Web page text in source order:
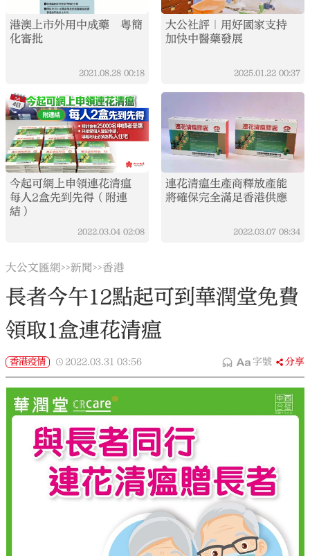
港澳上市外用中成藥 粵簡
化審批
2021.08.28 00:18
大公社評｜用好國家支持
加快中醫藥發展
2025.01.22 00:37
今起可網上申領連花清瘟
每人2盒先到先得（附連
結）
2022.03.04 02:08
連花清瘟生產商釋放產能
將確保完全滿足香港供應
2022.03.07 08:34
大公文匯網>>新聞>>香港
長者今午12點起可到華潤堂免費
領取1盒連花清瘟
香港疫情 2022.03.31 03:56 字號 分享